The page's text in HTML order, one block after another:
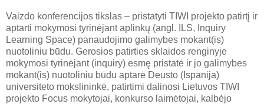
Vaizdo konferencijos tikslas – pristatyti TIWI projekto patirtį ir
aptarti mokymosi tyrinėjant aplinkų (angl. ILS, Inquiry
Learning Space) panaudojimo galimybes mokant(is)
nuotoliniu būdu. Gerosios patirties sklaidos renginyje
mokymosi tyrinėjant (inquiry) esmę pristatė ir jo galimybes
mokant(is) nuotoliniu būdu aptarė Deusto (Ispanija)
universiteto mokslininkė, patirtimi dalinosi Lietuvos TIWI
projekto Focus mokytojai, konkurso laimėtojai, kalbėjo